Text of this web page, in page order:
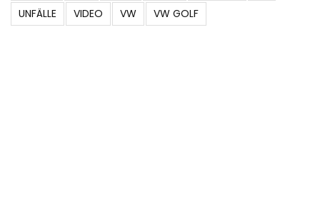
UNFÄLLE
VIDEO VW VW GOLF